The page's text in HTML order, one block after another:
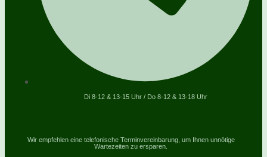
Di 8-12 & 13-15 Uhr / Do 8-12 & 13-18 Uhr
Wir empfehlen eine telefonische Terminvereinbarung, um Ihnen unnötige
Wartezeiten zu ersparen.